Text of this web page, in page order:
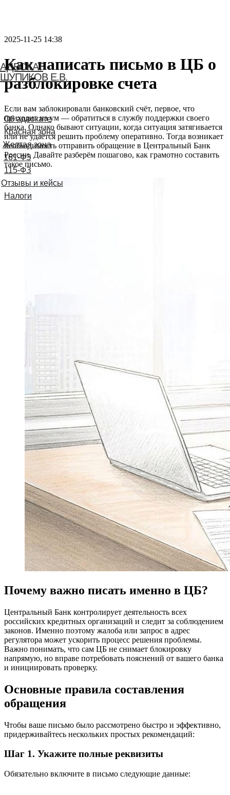
АДВОКАТ
ШУПИКОВ Е.В.
2025-11-25 14:38
Как написать письмо в ЦБ о
разблокировке счета
Если вам заблокировали банковский счёт, первое, что
приходит на ум — обратиться в службу поддержки своего
банка. Однако бывают ситуации, когда ситуация затягивается
или не удаётся решить проблему оперативно. Тогда возникает
необходимость отправить обращение в Центральный Банк
России. Давайте разберём пошагово, как грамотно составить
такое письмо.
Почему важно писать именно в ЦБ?
Центральный Банк контролирует деятельность всех
российских кредитных организаций и следит за соблюдением
законов. Именно поэтому жалоба или запрос в адрес
регулятора может ускорить процесс решения проблемы.
Важно понимать, что сам ЦБ не снимает блокировку
напрямую, но вправе потребовать пояснений от вашего банка
и инициировать проверку.
Основные правила составления
обращения
Чтобы ваше письмо было рассмотрено быстро и эффективно,
придерживайтесь нескольких простых рекомендаций:
Шаг 1. Укажите полные реквизиты
Обязательно включите в письмо следующие данные: